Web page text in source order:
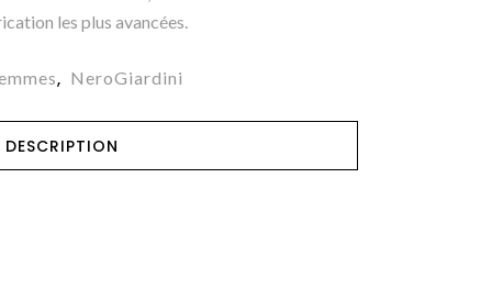
les plus avancées.
, NeroGiardini
DESCRIPTION